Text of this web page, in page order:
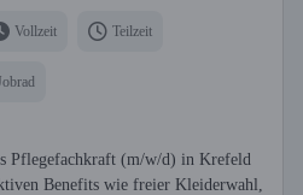
Vollzeit Teilzeit
Pflegefachkraft (m/w/d) in Krefeld
Benefits wie freier Kleiderwahl,